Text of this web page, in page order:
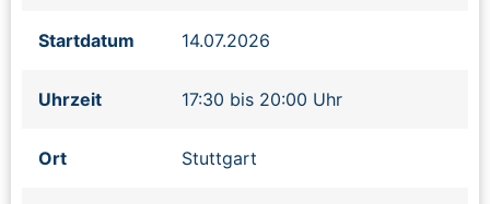
Startdatum 14.07.2026
Uhrzeit 17:30 bis 20:00 Uhr
Ort Stuttgart